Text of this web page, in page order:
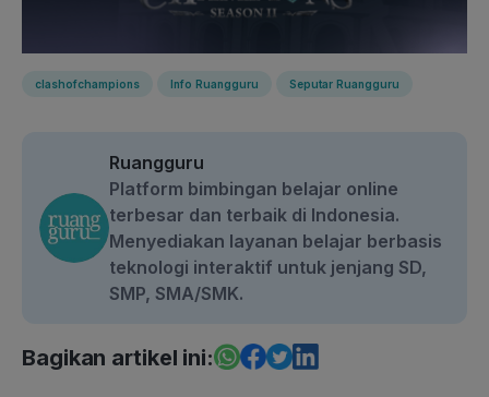
clashofchampions Info Ruangguru Seputar Ruangguru
Ruangguru
Platform bimbingan belajar online
terbesar dan terbaik di Indonesia.
Menyediakan layanan belajar berbasis
teknologi interaktif untuk jenjang SD,
SMP, SMA/SMK.
Bagikan artikel ini: